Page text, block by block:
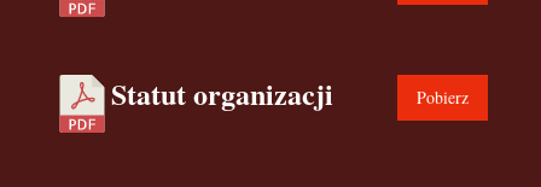
Statut organizacji Pobierz